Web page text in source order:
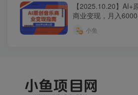
【2025.10.20】
商业变现，月入
小鱼